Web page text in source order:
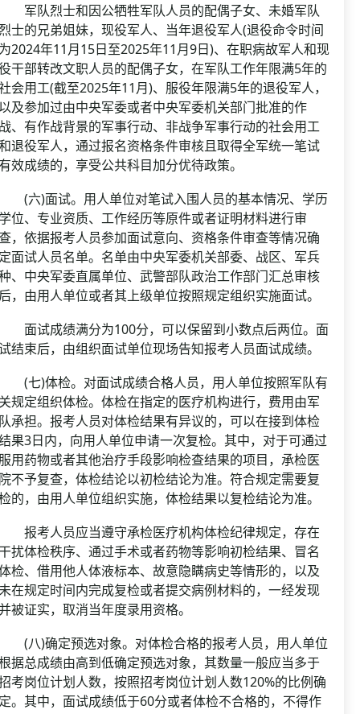
队烈士和因公牺牲军队人员的配偶子女、未婚军队
士的兄弟姐妹，现役军人、当年退役军人(退役命令时间
2024年11月15日至2025年11月9日)、在职病故军人和现
干部转改文职人员的配偶子女，在军队工作年限满5年的
会用工(截至2025年11月)、服役年限满5年的退役军人，
及参加过由中央军委或者中央军委机关部门批准的作
、有作战背景的军事行动、非战争军事行动的社会用工
退役军人，通过报名资格条件审核且取得全军统一笔试
效成绩的，享受公共科目加分优待政策。
六)面试。用人单位对笔试入围人员的基本情况、学历
位、专业资质、工作经历等原件或者证明材料进行审
，依据报考人员参加面试意向、资格条件审查等情况确
面试人员名单。名单由中央军委机关部委、战区、军兵
、中央军委直属单位、武警部队政治工作部门汇总审核
，由用人单位或者其上级单位按照规定组织实施面试。
试成绩满分为100分，可以保留到小数点后两位。面
结束后，由组织面试单位现场告知报考人员面试成绩。
七)体检。对面试成绩合格人员，用人单位按照军队有
规定组织体检。体检在指定的医疗机构进行，费用由军
承担。报考人员对体检结果有异议的，可以在接到体检
果3日内，向用人单位申请一次复检。其中，对于可通过
用药物或者其他治疗手段影响检查结果的项目，承检医
不予复查，体检结论以初检结论为准。符合规定需要复
的，由用人单位组织实施，体检结果以复检结论为准。
考人员应当遵守承检医疗机构体检纪律规定，存在
扰体检秩序、通过手术或者药物等影响初检结果、冒名
检、借用他人体液标本、故意隐瞒病史等情形的，以及
在规定时间内完成复检或者提交病例材料的，一经发现
被证实，取消当年度录用资格。
八)确定预选对象。对体检合格的报考人员，用人单位
据总成绩由高到低确定预选对象，其数量一般应当多于
考岗位计划人数，按照招考岗位计划人数120%的比例确
。其中，面试成绩低于60分或者体检不合格的，不得作